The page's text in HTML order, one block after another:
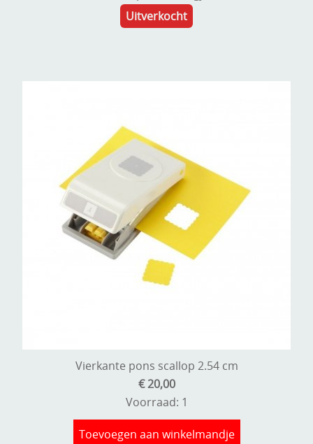
Uitverkocht
Vierkante pons scallop 2.54 cm
€ 20,00
Voorraad: 1
Toevoegen aan winkelmandje